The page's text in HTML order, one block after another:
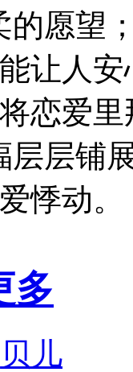
的愿望
让人
恋爱
层层铺
悸动。
多
贝儿